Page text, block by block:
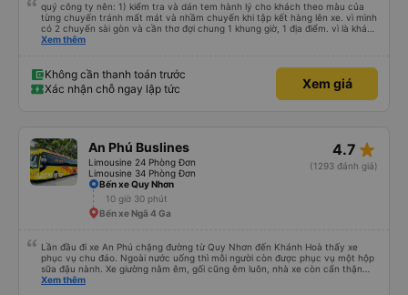
quý công ty nên: 1) kiểm tra và dán tem hành lý cho khách theo màu của
từng chuyến tránh mất mát và nhầm chuyến khi tập kết hàng lên xe. vì mình
có 2 chuyến sài gòn và cần thơ đợi chung 1 khung giờ, 1 địa điểm. vì là khách
thân thiết của quý công ty nên rất hài lòng và tin tưởng. tuy nhiên rất mong
thì chắc chắn quy công ty là nhà xe được yêu thích và lựa chọn số 1 quy
nhơn. rất cảm ơn quý anh chị em cty cũng như chị Thảo đã lắng nghe và
tiếp nhận. " khách hàng thân thiết nhiều năm của nhà xe từ thời sinh viên"
Xem thêm
Không cần thanh toán trước
Xác nhận chỗ ngay lập tức
Xem giá
An Phú Buslines
Limousine 24 Phòng Đơn
Limousine 34 Phòng Đơn
4.7 star_rate
(1293 đánh giá)
Bến xe Quy Nhơn
10 giờ 30 phút
Bến xe Ngã 4 Ga
Lần đầu đi xe An Phú chặng đường từ Quy Nhơn đến Khánh Hoà thấy xe
phục vụ chu đáo. Ngoài nước uống thì mỗi người còn được phục vụ một hộp
sữa đậu nành. Xe giường nằm êm, gối cũng êm luôn, nhà xe còn cẩn thận
treo thêm ở mỗi giường một cái giỏ nhỏ để đựng chai nước uống tránh rớt.
Xem thêm